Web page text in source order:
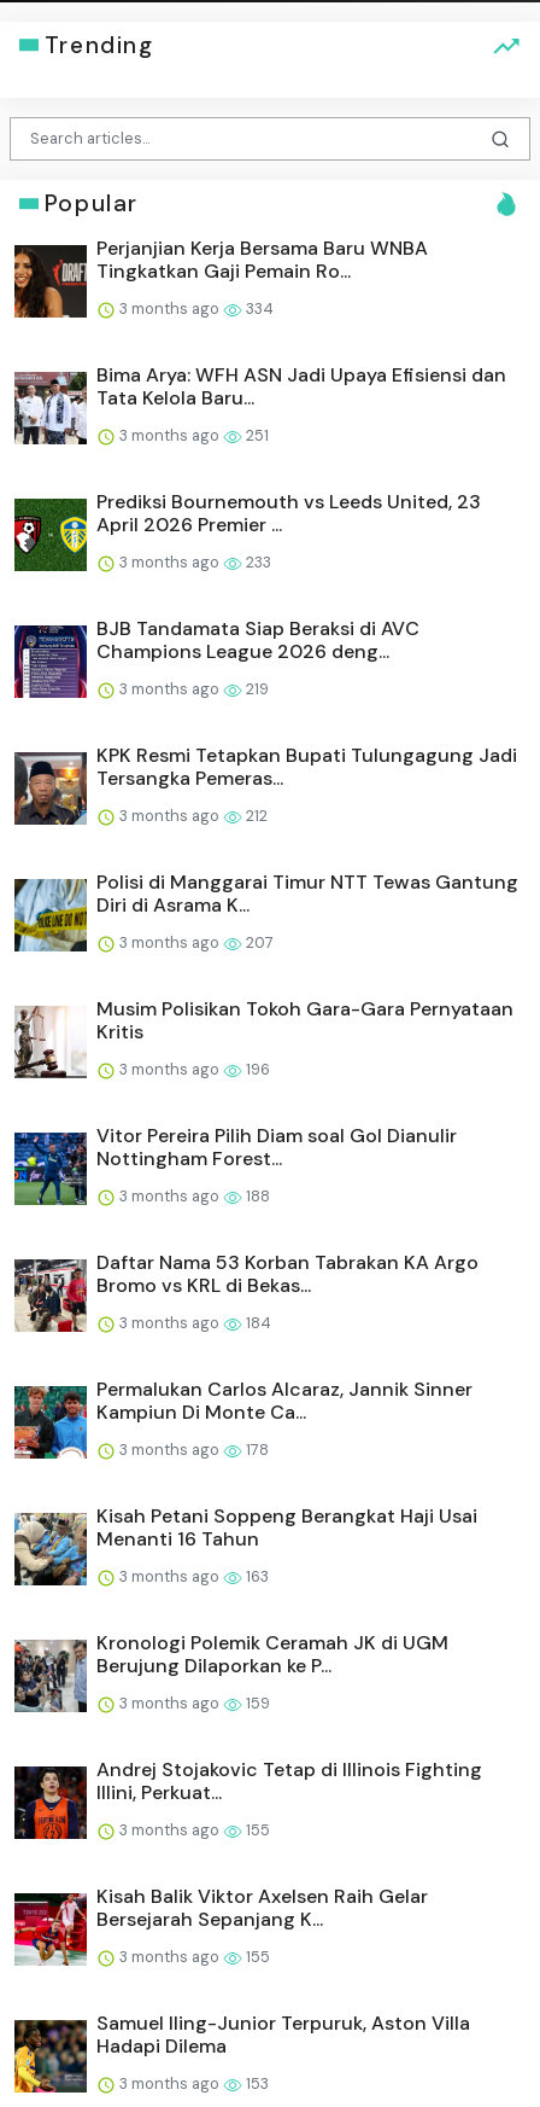
Trending
Popular
Perjanjian Kerja Bersama Baru WNBA
Tingkatkan Gaji Pemain Ro...
3 months ago 334
Bima Arya: WFH ASN Jadi Upaya Efisiensi dan
Tata Kelola Baru...
3 months ago 251
Prediksi Bournemouth vs Leeds United, 23
April 2026 Premier ...
3 months ago 233
BJB Tandamata Siap Beraksi di AVC
Champions League 2026 deng...
3 months ago 219
KPK Resmi Tetapkan Bupati Tulungagung Jadi
Tersangka Pemeras...
3 months ago 212
Polisi di Manggarai Timur NTT Tewas Gantung
Diri di Asrama K...
3 months ago 207
Musim Polisikan Tokoh Gara-Gara Pernyataan
Kritis
3 months ago 196
Vitor Pereira Pilih Diam soal Gol Dianulir
Nottingham Forest...
3 months ago 188
Daftar Nama 53 Korban Tabrakan KA Argo
Bromo vs KRL di Bekas...
3 months ago 184
Permalukan Carlos Alcaraz, Jannik Sinner
Kampiun Di Monte Ca...
3 months ago 178
Kisah Petani Soppeng Berangkat Haji Usai
Menanti 16 Tahun
3 months ago 163
Kronologi Polemik Ceramah JK di UGM
Berujung Dilaporkan ke P...
3 months ago 159
Andrej Stojakovic Tetap di Illinois Fighting
Illini, Perkuat...
3 months ago 155
Kisah Balik Viktor Axelsen Raih Gelar
Bersejarah Sepanjang K...
3 months ago 155
Samuel Iling-Junior Terpuruk, Aston Villa
Hadapi Dilema
3 months ago 153